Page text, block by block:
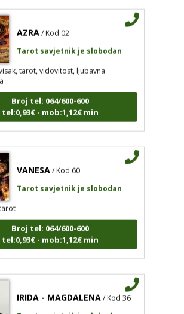
tarot, vidovitost, ljubavna
Broj tel: 064/600-600
tel:0,93€ - mob:1,12€ min
Broj tel: 064/600-600
tel:0,93€ - mob:1,12€ min
/ Kod 36